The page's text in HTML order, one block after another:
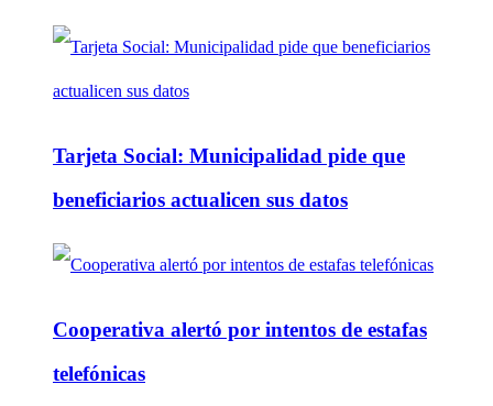
Tarjeta Social: Municipalidad pide que
beneficiarios actualicen sus datos
Cooperativa alertó por intentos de estafas
telefónicas